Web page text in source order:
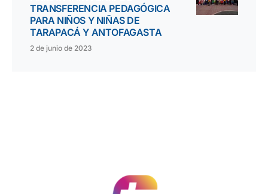
TRANSFERENCIA PEDAGÓGICA
PARA NIÑOS Y NIÑAS DE
TARAPACÁ Y ANTOFAGASTA
2 de junio de 2023